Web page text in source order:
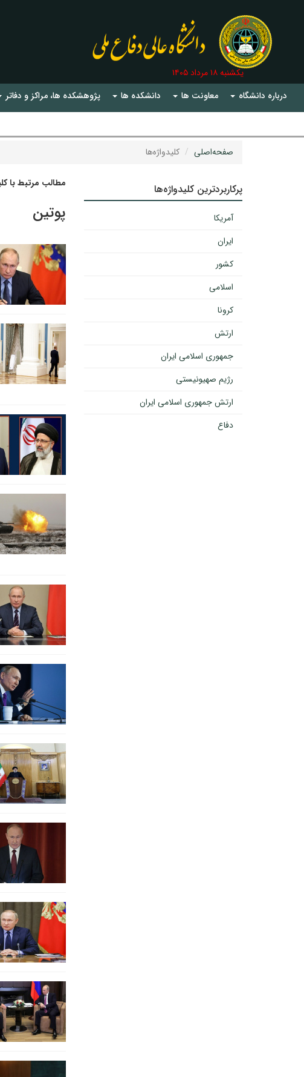
درباره دانشگاه معاونت ها دانشکده ها پژوهشکده ها، مراکز و دفاتر
یکشنبه ۱۸ مرداد ۱۴۰۵
صفحه‌اصلی کلیدواژه‌ها
مطالب مرتبط با
پوتین
پرکاربردترین کلیدواژه‌ها
آمریکا
ایران
کشور
اسلامی
کرونا
ارتش
جمهوری اسلامی ایران
رژیم صهیونیستی
ارتش جمهوری اسلامی ایران
دفاع